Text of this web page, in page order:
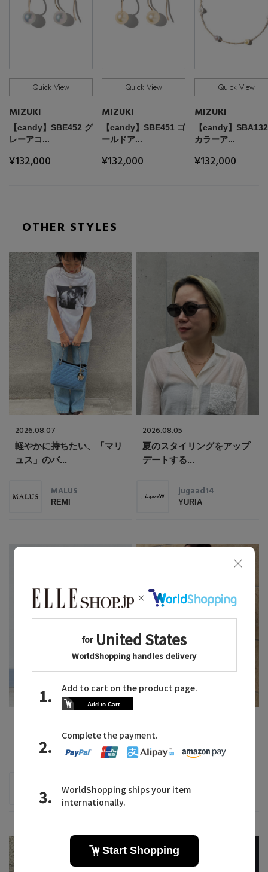
Quick View
MIZUKI
【candy】SBE452 グ
レーアコ...
¥132,000
Quick View
MIZUKI
【candy】SBE451 ゴ
ールドア...
¥132,000
Quick View
MIZUKI
【candy】
カラーア...
¥132,000
OTHER STYLES
2026.08.07
軽やかに持ちたい、「マリ
ュス」のバ...
MALUS
REMI
2026.08.05
夏のスタイリングをアップ
デートする...
jugaad14
YURIA
サテンを取り入れて艶を集
AKI
スマホアクセが主役のコー
ディネート
SHIORI